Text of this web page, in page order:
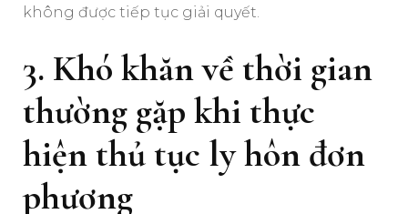
không được tiếp tục giải quyết.
3. Khó khăn về thời gian
thường gặp khi thực
hiện thủ tục ly hôn đơn
phương